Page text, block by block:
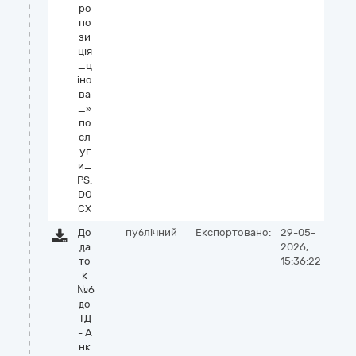
ро
по
зи
ція
_ц
іно
ва
_»
по
сл
уг
и_
PS.
DO
CX
До
да
то
к
№6
до
ТД
- А
нк
публічний Експортовано:
29-05-
2026,
15:36:22